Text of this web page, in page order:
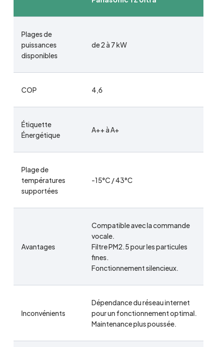
Plages de
puissances
disponibles
de 2 à 7 kW
COP 4,6
Étiquette
Énergétique
A++ à A+
Plage de
températures
supportées
-15°C / 43°C
Avantages
Compatible avec la commande
vocale.
Filtre PM2.5 pour les particules
fines.
Fonctionnement silencieux.
Inconvénients
Dépendance du réseau internet
pour un fonctionnement optimal.
Maintenance plus poussée.